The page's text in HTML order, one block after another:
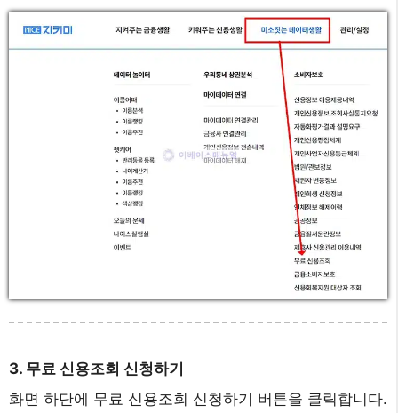
3. 무료 신용조회 신청하기
화면 하단에 무료 신용조회 신청하기 버튼을 클릭합니다.